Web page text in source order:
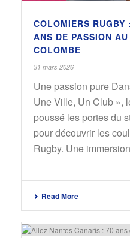
COLOMIERS
ANS DE PASSION
COLOMBE
31 mars 2026
Une passion pure
Une Ville, Un Club »,
poussé les portes du
pour découvrir les
Rugby. Une
Read More